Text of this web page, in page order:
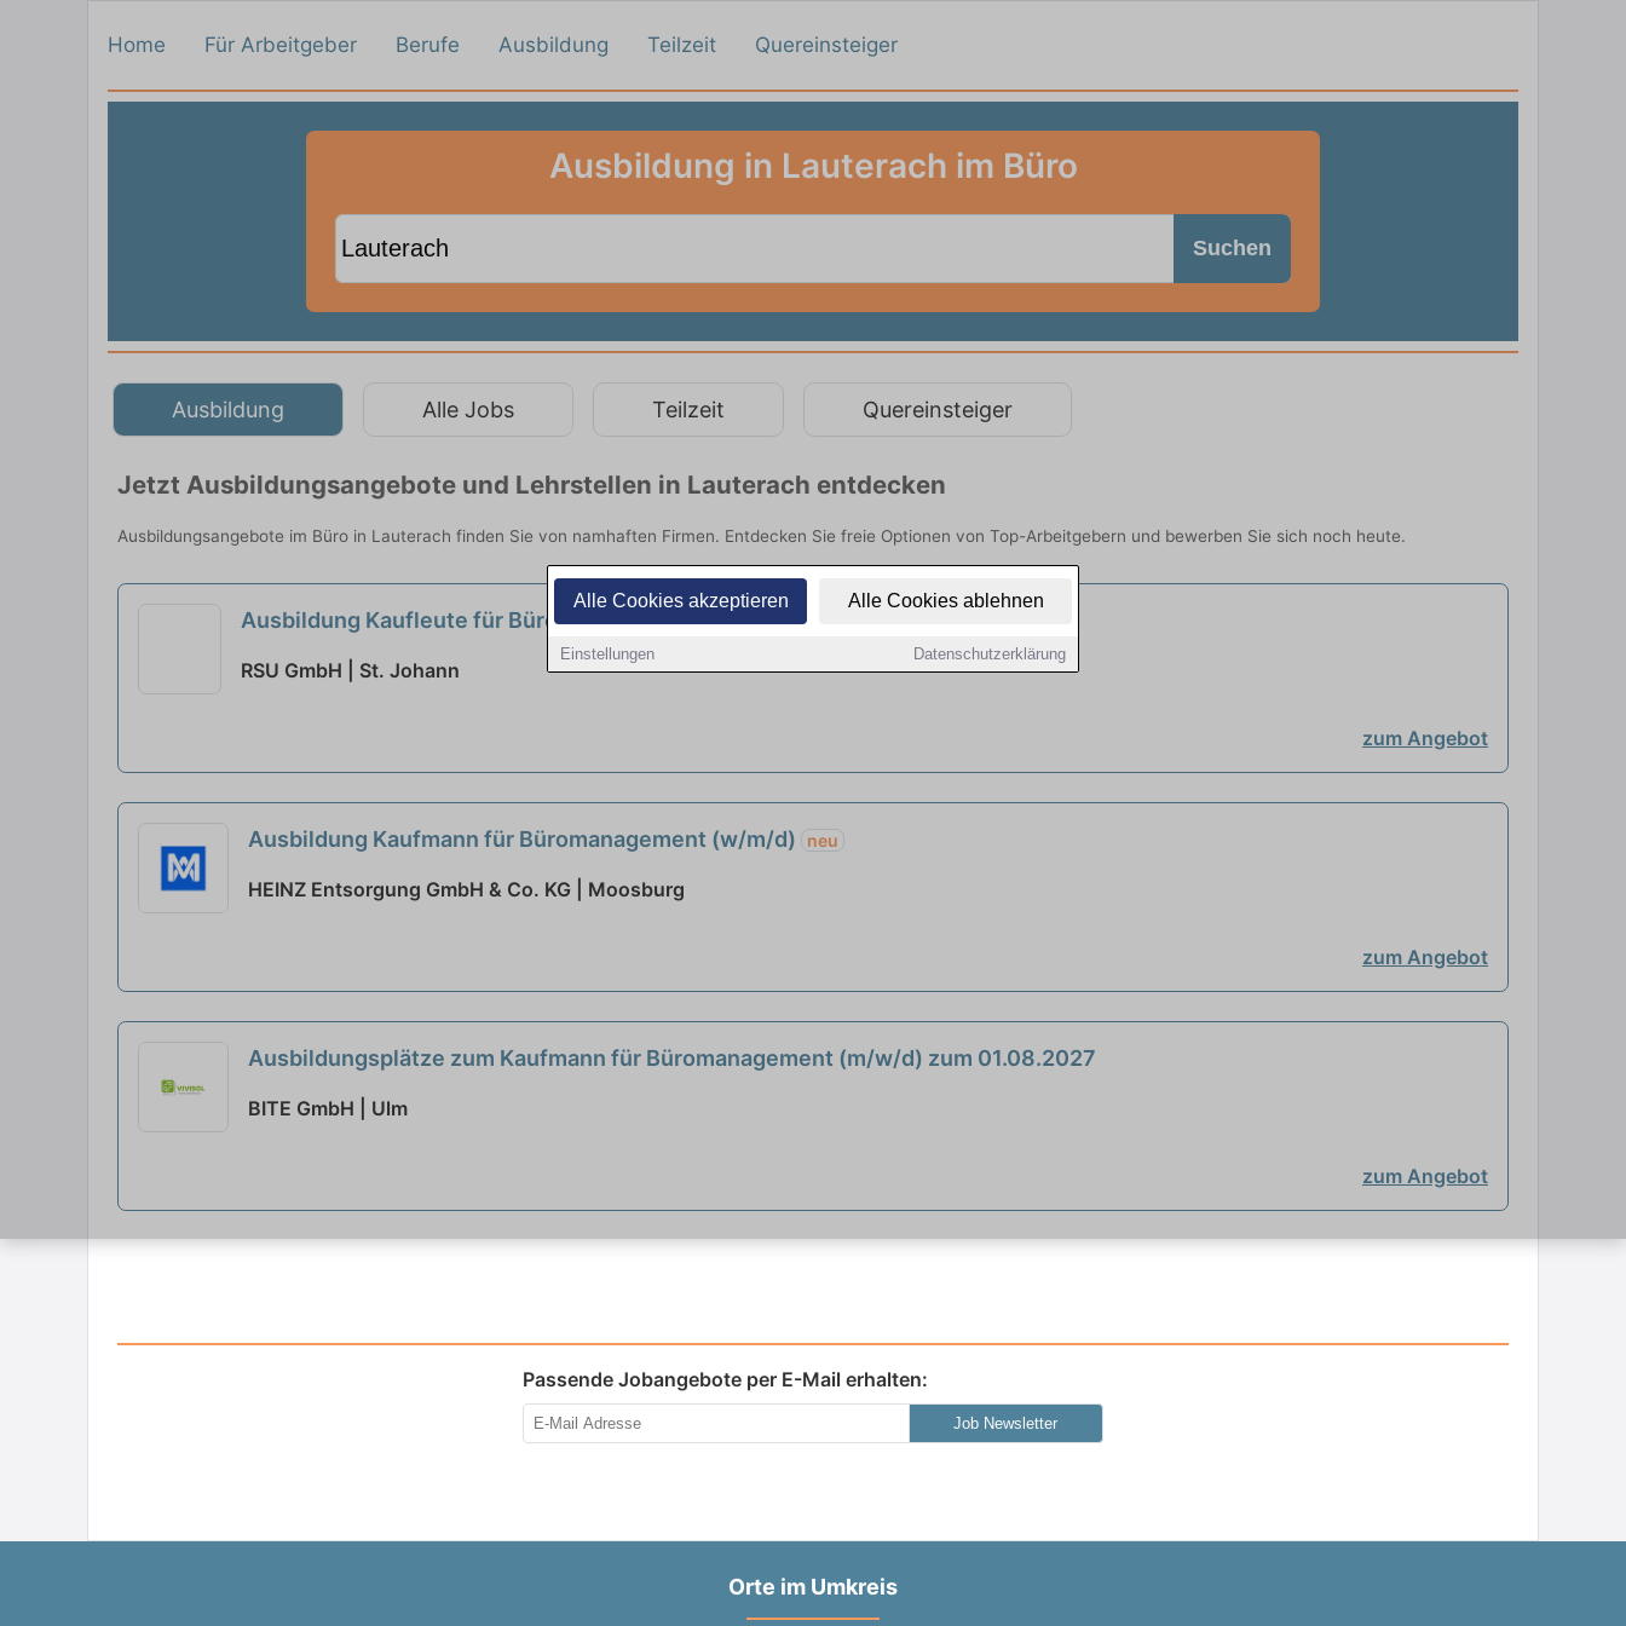
Alle Cookies akzeptieren Alle Cookies ablehnen
Einstellungen Datenschutzerklärung
Home Für Arbeitgeber Berufe Ausbildung Teilzeit Quereinsteiger
Ausbildung in Lauterach im Büro
Suchen
Ausbildung Alle Jobs Teilzeit Quereinsteiger
Jetzt Ausbildungsangebote und Lehrstellen in Lauterach entdecken
Ausbildungsangebote im Büro in Lauterach finden Sie von namhaften Firmen. Entdecken Sie freie Optionen von Top-Arbeitgebern und bewerben Sie sich noch heute.
Ausbildung Kaufleute für Büromanagement (m/w/d) neu
RSU GmbH | St. Johann
zum Angebot
Ausbildung Kaufmann für Büromanagement (w/m/d) neu
HEINZ Entsorgung GmbH & Co. KG | Moosburg
zum Angebot
Ausbildungsplätze zum Kaufmann für Büromanagement (m/w/d) zum 01.08.2027
BITE GmbH | Ulm
zum Angebot
Passende Jobangebote per E-Mail erhalten:
Job Newsletter
Orte im Umkreis